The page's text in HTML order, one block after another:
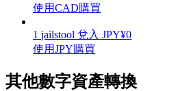
一鍵質押鎖定高收益
使用CAD購買
1 jailstool 兌入 JPY¥0
使用JPY購買
其他數字資產轉換